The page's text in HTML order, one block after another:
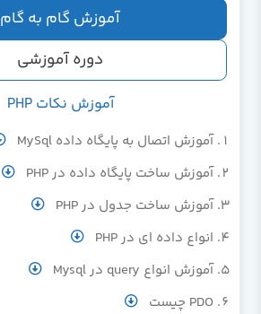
آموزش گام به گام
دوره آموزشی
آموزش نکات PHP
آموزش اتصال به پایگاه داده MySql
آموزش ساخت پایگاه داده در PHP
آموزش ساخت جدول در PHP
انواع داده ای در PHP
آموزش انواع query در Mysql
PDO چیست